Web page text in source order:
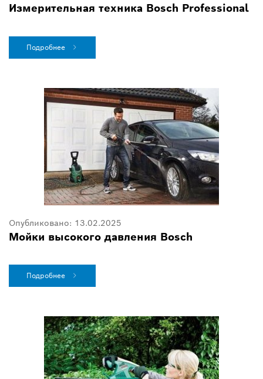
Измерительная техника Bosch Professional
Подробнее
Опубликовано: 13.02.2025
Мойки высокого давления Bosch
Подробнее